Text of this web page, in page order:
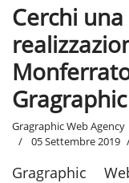
Cerchi
Gragraphic Web Agency
05 Settembre 2019
Gragraphic